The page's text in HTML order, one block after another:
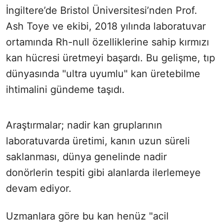
İngiltere’de Bristol Üniversitesi’nden Prof.
Ash Toye ve ekibi, 2018 yılında laboratuvar
ortamında Rh-null özelliklerine sahip kırmızı
kan hücresi üretmeyi başardı. Bu gelişme, tıp
dünyasında "ultra uyumlu" kan üretebilme
ihtimalini gündeme taşıdı.
Araştırmalar; nadir kan gruplarının
laboratuvarda üretimi, kanın uzun süreli
saklanması, dünya genelinde nadir
donörlerin tespiti gibi alanlarda ilerlemeye
devam ediyor.
Uzmanlara göre bu kan henüz "acil